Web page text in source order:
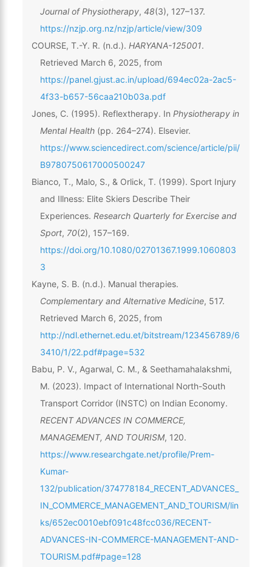
Journal of Physiotherapy, 48(3), 127–137.
https://nzjp.org.nz/nzjp/article/view/309
COURSE, T.-Y. R. (n.d.). HARYANA-125001.
Retrieved March 6, 2025, from
https://panel.gjust.ac.in/upload/694ec02a-2ac5-
4f33-b657-56caa210b03a.pdf
Jones, C. (1995). Reflextherapy. In Physiotherapy in
Mental Health(pp. 264–274). Elsevier.
https://www.sciencedirect.com/science/article/pii/
B9780750617000500247
Bianco, T., Malo, S., & Orlick, T. (1999). Sport Injury
and Illness: Elite Skiers Describe Their
Experiences. Research Quarterly for Exercise and
Sport, 70(2), 157–169.
https://doi.org/10.1080/02701367.1999.1060803
3
Kayne, S. B. (n.d.). Manual therapies.
Complementary and Alternative Medicine, 517.
Retrieved March 6, 2025, from
http://ndl.ethernet.edu.et/bitstream/123456789/6
3410/1/22.pdf#page=532
Babu, P. V., Agarwal, C. M., & Seethamahalakshmi,
M. (2023). Impact of International North-South
Transport Corridor (INSTC) on Indian Economy.
RECENT ADVANCES IN COMMERCE,
MANAGEMENT, AND TOURISM, 120.
https://www.researchgate.net/profile/Prem-
Kumar-
132/publication/374778184_RECENT_ADVANCES_
IN_COMMERCE_MANAGEMENT_AND_TOURISM/lin
ks/652ec0010ebf091c48fcc036/RECENT-
ADVANCES-IN-COMMERCE-MANAGEMENT-AND-
TOURISM.pdf#page=128